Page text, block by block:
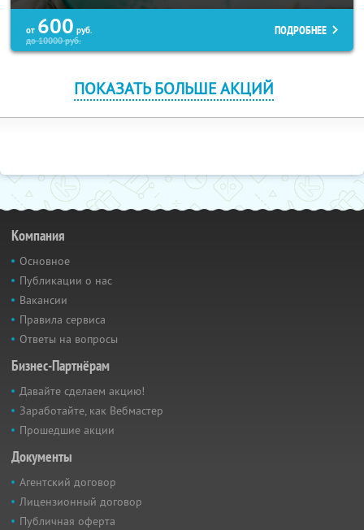
от 600 руб.
до10000руб.
ПОДРОБНЕЕ
ПОКАЗАТЬ БОЛЬШЕ АКЦИЙ
Компания
Основное
Публикации о нас
Вакансии
Правила сервиса
Ответы на вопросы
Бизнес-Партнёрам
Давайте сделаем акцию!
Заработайте, как Вебмастер
Прошедшие акции
Документы
Агентский договор
Лицензионный договор
Публичная оферта